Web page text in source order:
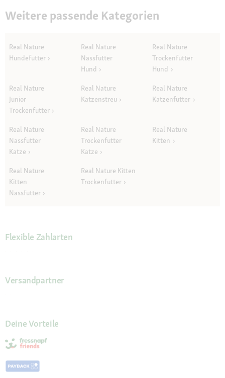
Weitere passende Kategorien
Real Nature
Hundefutter
Real Nature
Nassfutter
Hund
Real Nature
Trockenfutter
Hund
Real Nature
Junior
Trockenfutter
Real Nature
Katzenstreu
Real Nature
Katzenfutter
Real Nature
Nassfutter
Katze
Real Nature
Trockenfutter
Katze
Real Nature
Kitten
Real Nature
Kitten
Nassfutter
Real Nature Kitten
Trockenfutter
Flexible Zahlarten
Versandpartner
Deine Vorteile